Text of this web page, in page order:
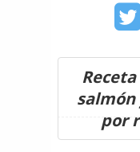
salmón
por